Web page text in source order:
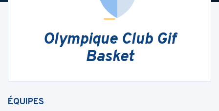
Olympique Club Gif
Basket
ÉQUIPES